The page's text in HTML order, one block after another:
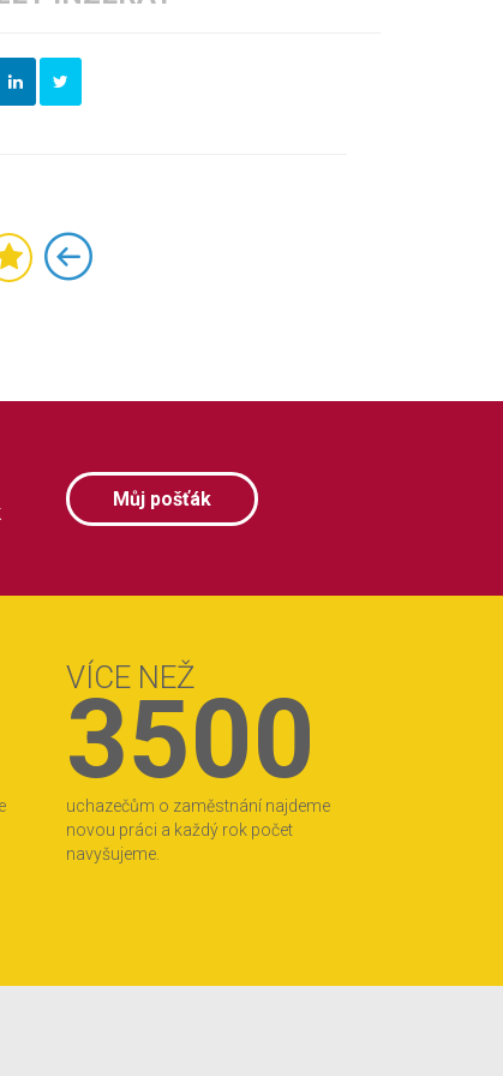
Můj pošťák
VÍCE NEŽ
3500
uchazečům o zaměstnání najdeme
novou práci a každý rok počet
navyšujeme.